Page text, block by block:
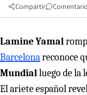
Compartir
Lamine Yamal
Barcelonareconoce
Mundialluego de la
El ariete español